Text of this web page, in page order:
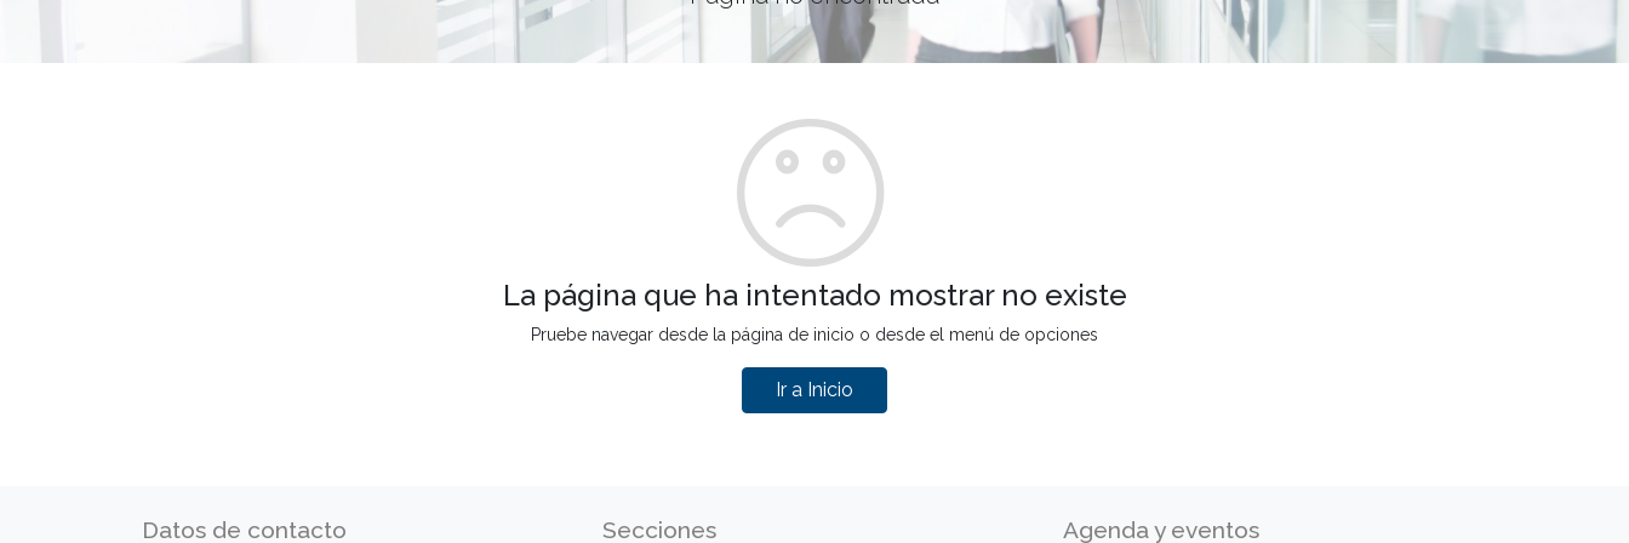
La página que ha intentado mostrar no existe
Pruebe navegar desde la página de inicio o desde el menú de opciones
Ir a Inicio
Datos de contacto Secciones Agenda y eventos